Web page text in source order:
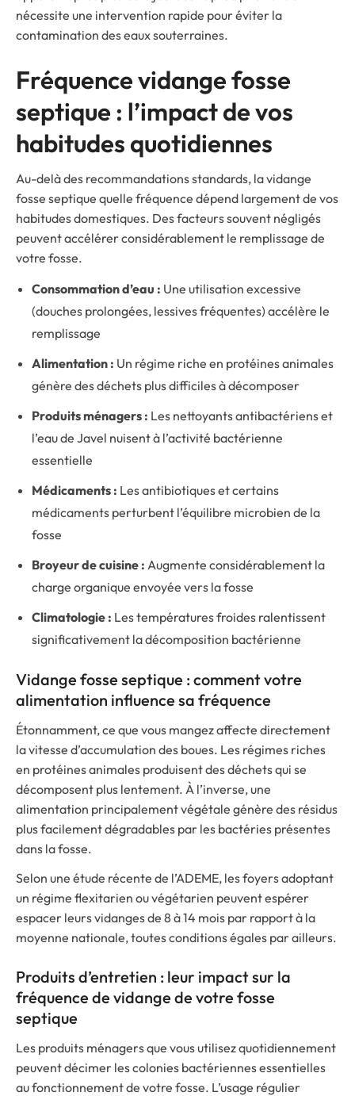
nécessite une intervention rapide pour éviter la
contamination des eaux souterraines.
Fréquence vidange fosse
septique : l’impact de vos
habitudes quotidiennes
Au-delà des recommandations standards, la vidange
fosse septique quelle fréquence dépend largement de vos
habitudes domestiques. Des facteurs souvent négligés
peuvent accélérer considérablement le remplissage de
votre fosse.
Consommation d’eau : Une utilisation excessive
(douches prolongées, lessives fréquentes) accélère le
remplissage
Alimentation : Un régime riche en protéines animales
génère des déchets plus difficiles à décomposer
Produits ménagers : Les nettoyants antibactériens et
l’eau de Javel nuisent à l’activité bactérienne
essentielle
Médicaments : Les antibiotiques et certains
médicaments perturbent l’équilibre microbien de la
fosse
Broyeur de cuisine : Augmente considérablement la
charge organique envoyée vers la fosse
Climatologie : Les températures froides ralentissent
significativement la décomposition bactérienne
Vidange fosse septique : comment votre
alimentation influence sa fréquence
Étonnamment, ce que vous mangez affecte directement
la vitesse d’accumulation des boues. Les régimes riches
en protéines animales produisent des déchets qui se
décomposent plus lentement. À l’inverse, une
alimentation principalement végétale génère des résidus
plus facilement dégradables par les bactéries présentes
dans la fosse.
Selon une étude récente de l’ADEME, les foyers adoptant
un régime flexitarien ou végétarien peuvent espérer
espacer leurs vidanges de 8 à 14 mois par rapport à la
moyenne nationale, toutes conditions égales par ailleurs.
Produits d’entretien : leur impact sur la
fréquence de vidange de votre fosse
septique
Les produits ménagers que vous utilisez quotidiennement
peuvent décimer les colonies bactériennes essentielles
au fonctionnement de votre fosse. L’usage régulier